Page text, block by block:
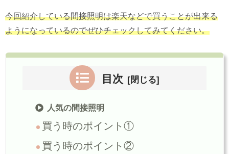
今回紹介している間接照明は楽天などで買うことが出来る
ようになっているのでぜひチェックしてみてください。
目次
人気の間接照明
買う時のポイント①
買う時のポイント②